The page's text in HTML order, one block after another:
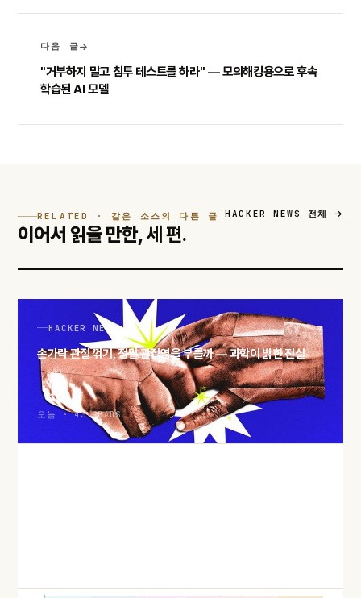
다음 글
"거부하지 말고 침투 테스트를 하라" — 모의해킹용으로 후속
학습된 AI 모델
RELATED · 같은 소스의 다른 글
이어서 읽을 만한,세 편.
HACKER NEWS 전체
HACKER NEWS
손가락 관절 꺾기, 정말 관절염을 부를까 — 과학이 밝힌 진실
오늘 · 43 READS